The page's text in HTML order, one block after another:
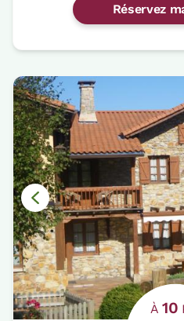
Réservez
À 10